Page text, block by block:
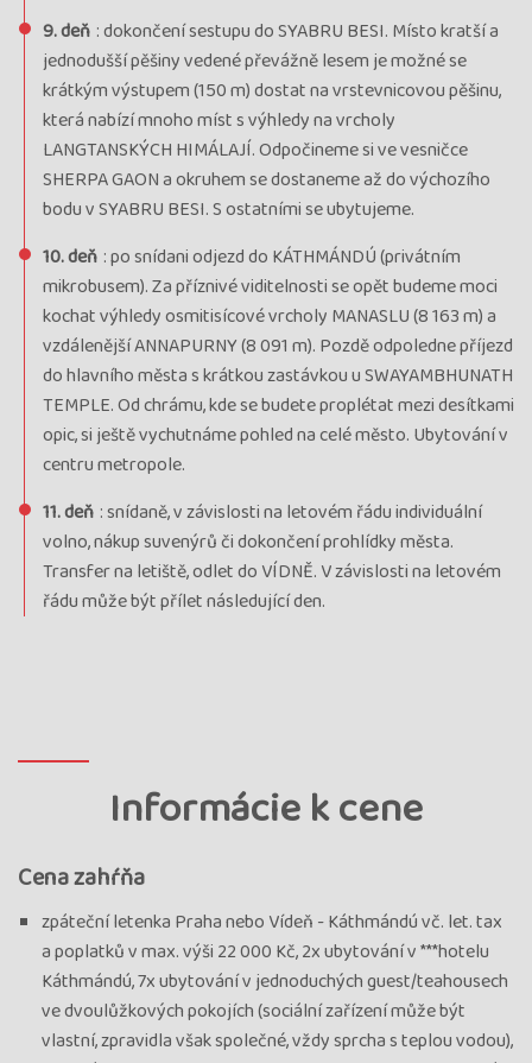
9. deň : dokončení sestupu do SYABRU BESI. Místo kratší a
jednodušší pěšiny vedené převážně lesem je možné se
krátkým výstupem (150 m) dostat na vrstevnicovou pěšinu,
která nabízí mnoho míst s výhledy na vrcholy
LANGTANSKÝCH HIMÁLAJÍ. Odpočineme si ve vesničce
SHERPA GAON a okruhem se dostaneme až do výchozího
bodu v SYABRU BESI. S ostatními se ubytujeme.
10. deň : po snídani odjezd do KÁTHMÁNDÚ (privátním
mikrobusem). Za příznivé viditelnosti se opět budeme moci
kochat výhledy osmitisícové vrcholy MANASLU (8 163 m) a
vzdálenější ANNAPURNY (8 091 m). Pozdě odpoledne příjezd
do hlavního města s krátkou zastávkou u SWAYAMBHUNATH
TEMPLE. Od chrámu, kde se budete proplétat mezi desítkami
opic, si ještě vychutnáme pohled na celé město. Ubytování v
centru metropole.
11. deň : snídaně, v závislosti na letovém řádu individuální
volno, nákup suvenýrů či dokončení prohlídky města.
Transfer na letiště, odlet do VÍDNĚ. V závislosti na letovém
řádu může být přílet následující den.
Informácie k cene
Cena zahŕňa
zpáteční letenka Praha nebo Vídeň - Káthmándú vč. let. tax
a poplatků v max. výši 22 000 Kč, 2x ubytování v ***hotelu
Káthmándú, 7x ubytování v jednoduchých guest/teahousech
ve dvoulůžkových pokojích (sociální zařízení může být
vlastní, zpravidla však společné, vždy sprcha s teplou vodou),